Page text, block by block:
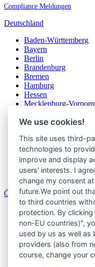
Compliance Meldungen
Deutschland
Baden-Württemberg
Bayern
Berlin
Brandenburg
Bremen
Hamburg
Hessen
Mecklenburg-
Nordrhein-Westfalen
Saarland
Sachsen
Sachsen-Anhalt
Schleswig-Holstein
Thüringen
Österreich
Burgenland
Kärnten
Niederösterreich
Oberösterreich
Salzburger Land
Steiermark
We use cookies!
This site uses third-
technologies to
improve and display
users' interests. I
change my consent
future.We point out
to third countries
protection. By
non-EU countries)",
used by us as well
providers (also from
course, change your